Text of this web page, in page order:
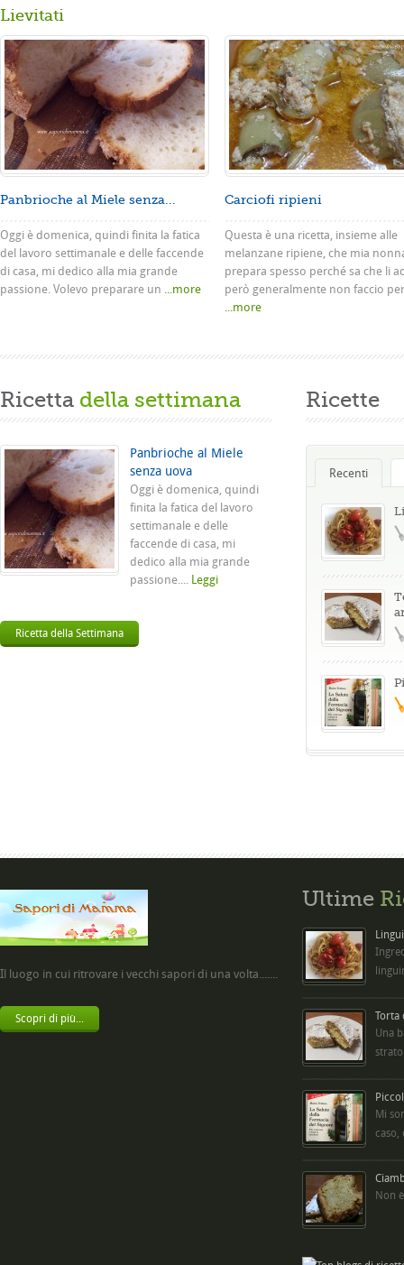
Lievitati
Panbrioche al Miele senza...
Oggi è domenica, quindi finita la fatica
del lavoro settimanale e delle faccende
di casa, mi dedico alla mia grande
passione. Volevo preparare un ...more
Carciofi ripieni
Questa è una ricetta, insieme alle
melanzane ripiene, che mia
prepara spesso perché sa che li
però generalmente non faccio
...more
Ricetta della settimana
Panbrioche al Miele
senza uova
Oggi è domenica, quindi
finita la fatica del lavoro
settimanale e delle
faccende di casa, mi
dedico alla mia grande
passione.... Leggi
Ricetta della Settimana
Ricette
Recenti
Il luogo in cui ritrovare i vecchi sapori di una volta.......
Scopri di più...
Ultime
Torta
Una
Mi
caso,
Non